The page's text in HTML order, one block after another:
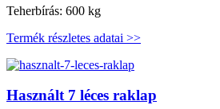
Teherbírás: 600 kg
Termék részletes adatai >>
Használt 7 léces raklap